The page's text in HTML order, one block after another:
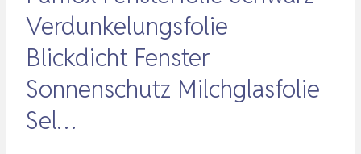
Verdunkelungsfolie
Blickdicht Fenster
Sonnenschutz Milchglasfolie
Sel…